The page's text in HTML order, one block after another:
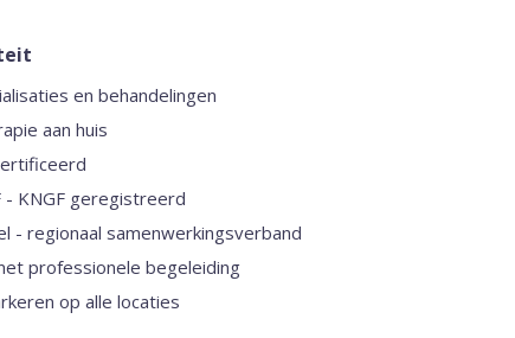
en behandelingen
aan huis
- KNGF geregistreerd
- regionaal samenwerkingsverband
professionele begeleiding
op alle locaties